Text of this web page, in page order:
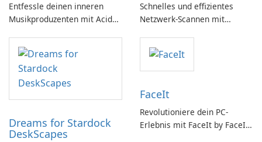
Entfessle deinen inneren
Musikproduzenten mit Acid
Schnelles und effizientes
Netzwerk-Scannen mit
Dreams for Stardock
DeskScapes
FaceIt
Revolutioniere dein PC-
Erlebnis mit FaceIt by FaceIt